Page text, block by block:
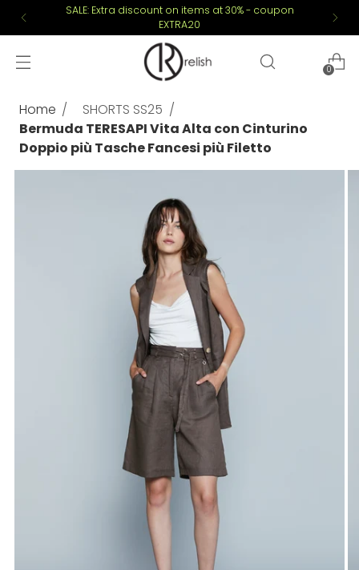
SALE: Extra discount on items at 30% - coupon
EXTRA20
0
Home
SHORTS SS25
Bermuda TERESAPI Vita Alta con Cinturino
Doppio più Tasche Fancesi più Filetto